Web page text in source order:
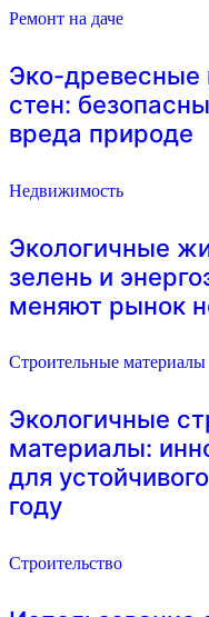
Ремонт на даче
Эко-древесные
стен:
вреда природе
Недвижимость
Экологичные
зелень и
меняют рынок
Строительные материалы
Экологичные
материалы:
для
году
Строительство